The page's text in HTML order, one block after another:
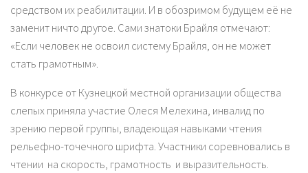
средством их реабилитации. И в обозримом будущем её не
заменит ничто другое. Сами знатоки Брайля отмечают:
«Если человек не освоил систему Брайля, он не может
стать грамотным».
В конкурсе от Кузнецкой местной организации общества
слепых приняла участие Олеся Мелехина, инвалид по
зрению первой группы, владеющая навыками чтения
рельефно-точечного шрифта. Участники соревновались в
чтении на скорость, грамотность и выразительность.